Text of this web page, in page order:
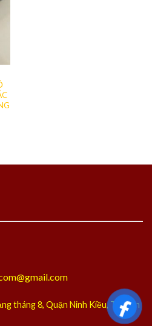
tháng 8, Quận Ninh Kiều, TP Cần